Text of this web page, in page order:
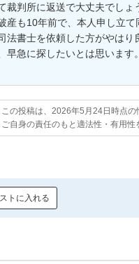
裁判所に返送で大丈夫でしょ
産も10年前で、本人申し立て
法書士を依頼した方がやはり
早急に探したいとは思います。
この投稿は、2026年5月24日時点の
ご自身の責任のもと適法性・有用
トに入れる